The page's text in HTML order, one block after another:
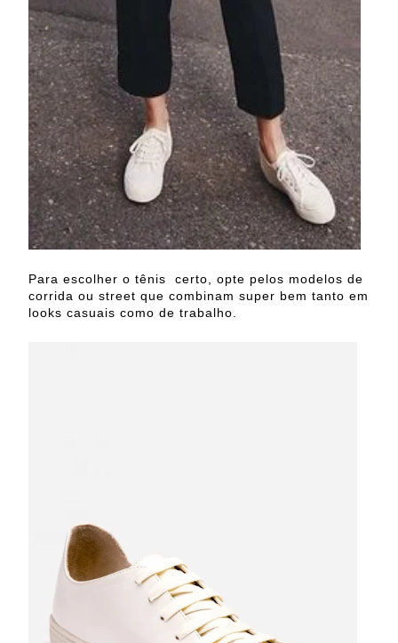
Para escolher o tênis certo, opte pelos modelos de
corrida ou street que combinam super bem tanto em
looks casuais como de trabalho.